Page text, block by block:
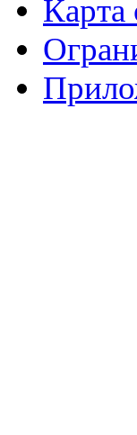
Карта